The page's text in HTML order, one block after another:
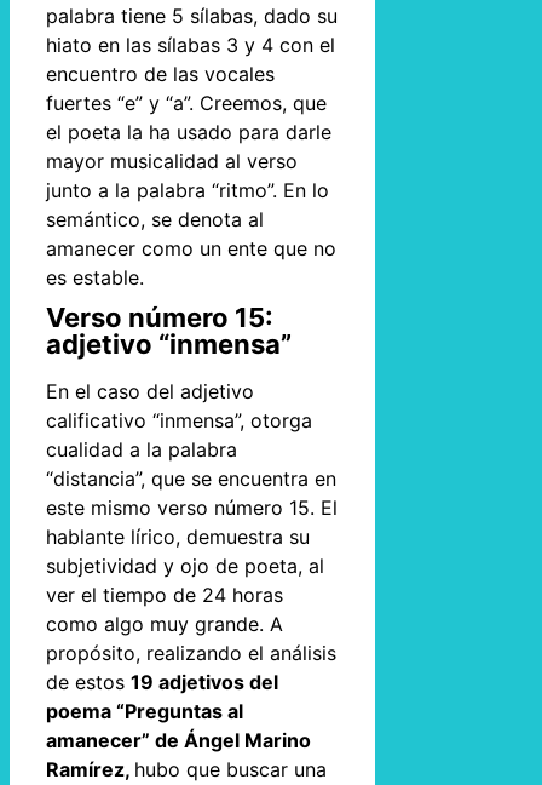
palabra tiene 5 sílabas, dado su
hiato en las sílabas 3 y 4 con el
encuentro de las vocales
fuertes “e” y “a”. Creemos, que
el poeta la ha usado para darle
mayor musicalidad al verso
junto a la palabra “ritmo”. En lo
semántico, se denota al
amanecer como un ente que no
es estable.
Verso número 15:
adjetivo “inmensa”
En el caso del adjetivo
calificativo “inmensa”, otorga
cualidad a la palabra
“distancia”, que se encuentra en
este mismo verso número 15. El
hablante lírico, demuestra su
subjetividad y ojo de poeta, al
ver el tiempo de 24 horas
como algo muy grande. A
propósito, realizando el análisis
de estos 19 adjetivos del
poema “Preguntas al
amanecer” de Ángel Marino
Ramírez, hubo que buscar una